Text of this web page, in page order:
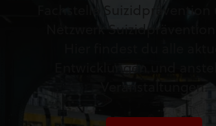
Fachstelle Suizidprävention
Netzwerk Suizidprävention
Entwicklungen und
Veranstaltungen.